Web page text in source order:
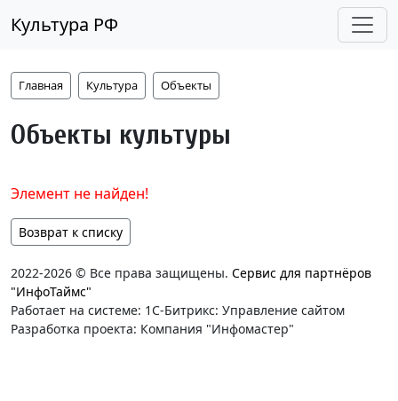
Культура РФ
Главная Культура Объекты
Объекты культуры
Элемент не найден!
Возврат к списку
2022-2026 © Все права защищены. Сервис для партнёров
"ИнфоТаймс"
Работает на системе: 1С-Битрикс: Управление сайтом
Разработка проекта: Компания "Инфомастер"